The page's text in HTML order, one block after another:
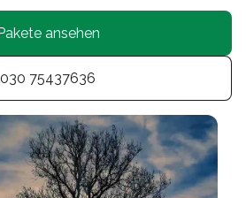
ansehen
030 75437636